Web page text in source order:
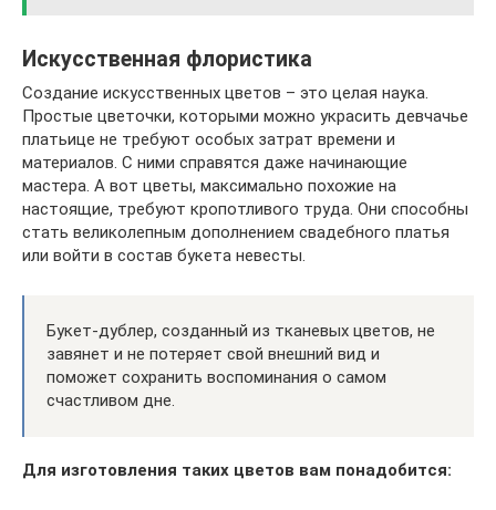
Искусственная флористика
Создание искусственных цветов – это целая наука.
Простые цветочки, которыми можно украсить девчачье
платьице не требуют особых затрат времени и
материалов. С ними справятся даже начинающие
мастера. А вот цветы, максимально похожие на
настоящие, требуют кропотливого труда. Они способны
стать великолепным дополнением свадебного платья
или войти в состав букета невесты.
Букет-дублер, созданный из тканевых цветов, не
завянет и не потеряет свой внешний вид и
поможет сохранить воспоминания о самом
счастливом дне.
Для изготовления таких цветов вам понадобится: